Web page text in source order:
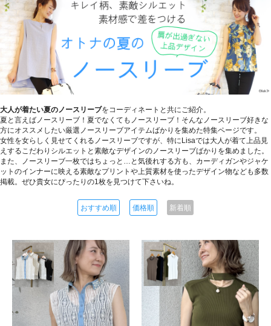
大人が着たい夏のノースリーブをコーディネートと共にご紹介。
夏と言えばノースリーブ！夏でなくてもノースリーブ！そんなノースリーブ好きな
方にオススメしたい厳選ノースリーブアイテムばかりを集めた特集ページです。
女性を女らしく見せてくれるノースリーブですが、特にLisaでは大人が着て上品見
えするこだわりシルエットと素敵なデザインのノースリーブばかりを集めました。
また、ノースリーブ一枚ではちょっと…と気後れする方も、カーディガンやジャケ
ットのインナーに映える素敵なプリントや上質素材を使ったデザイン物なども多数
掲載。ぜひ貴女にぴったりの1枚を見つけて下さいね。
おすすめ順 価格順 新着順